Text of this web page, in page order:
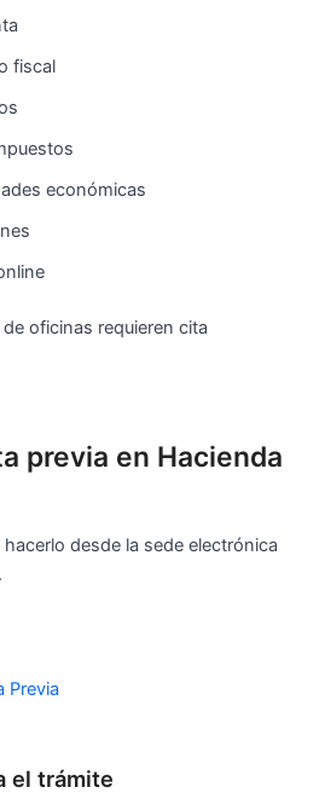
fiscal
económicas
oficinas requieren cita
previa en Hacienda
desde la sede electrónica
Previa
el trámite